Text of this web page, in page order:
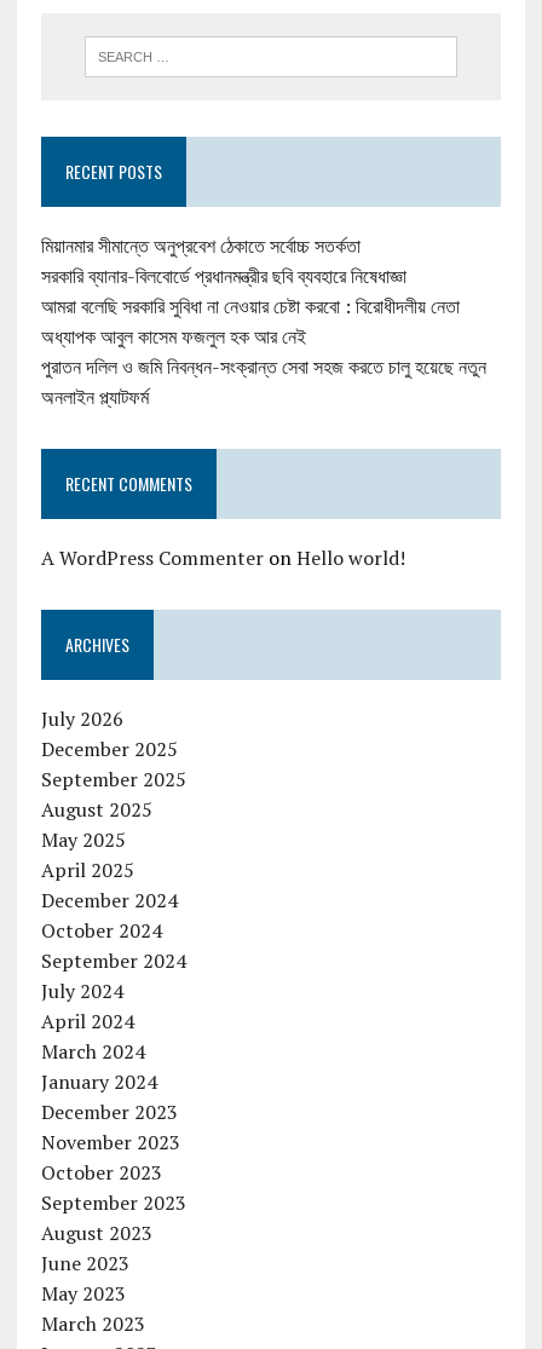
RECENT POSTS
মিয়ানমার সীমান্তে অনুপ্রবেশ ঠেকাতে সর্বোচ্চ সতর্কতা
সরকারি ব্যানার-বিলবোর্ডে প্রধানমন্ত্রীর ছবি ব্যবহারে নিষেধাজ্ঞা
আমরা বলেছি সরকারি সুবিধা না নেওয়ার চেষ্টা করবো : বিরোধীদলীয় নেতা
অধ্যাপক আবুল কাসেম ফজলুল হক আর নেই
পুরাতন দলিল ও জমি নিবন্ধন-সংক্রান্ত সেবা সহজ করতে চালু হয়েছে নতুন
অনলাইন প্ল্যাটফর্ম
RECENT COMMENTS
A WordPress CommenteronHello world!
ARCHIVES
July 2026
December 2025
September 2025
August 2025
May 2025
April 2025
December 2024
October 2024
September 2024
July 2024
April 2024
March 2024
January 2024
December 2023
November 2023
October 2023
September 2023
August 2023
June 2023
May 2023
March 2023